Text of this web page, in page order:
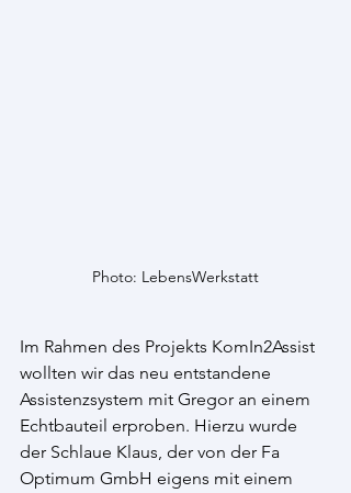
Photo: LebensWerkstatt
Im Rahmen des Projekts KomIn2Assist
wollten wir das neu entstandene
Assistenzsystem mit Gregor an einem
Echtbauteil erproben. Hierzu wurde
der Schlaue Klaus, der von der Fa
Optimum GmbH eigens mit einem